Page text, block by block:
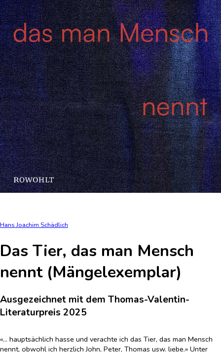
Hans Joachim Schädlich
Das Tier, das man Mensch
nennt (Mängelexemplar)
Ausgezeichnet mit dem Thomas-Valentin-
Literaturpreis 2025
«… hauptsächlich hasse und verachte ich das Tier, das man Mensch
nennt, obwohl ich herzlich John, Peter, Thomas usw. liebe.» Unter